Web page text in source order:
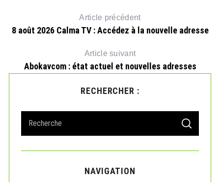
Article précédent
8 août 2026 Calma TV : Accédez à la nouvelle adresse
Article suivant
Abokavcom : état actuel et nouvelles adresses
RECHERCHER :
a
r
S
A
C
NAVIGATION